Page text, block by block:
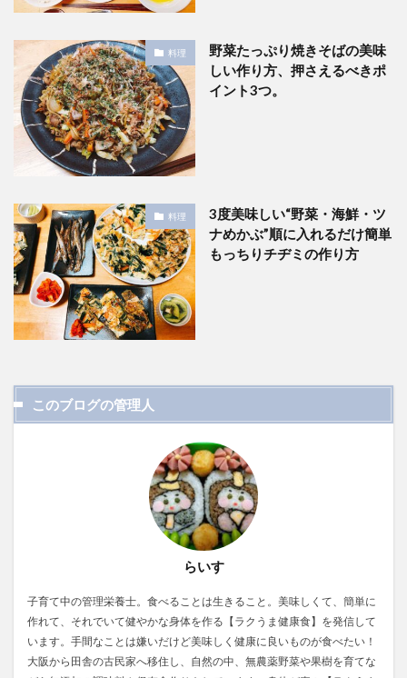
料理
野菜たっぷり焼きそばの美味
しい作り方、押さえるべきポ
イント3つ。
料理
3度美味しい“野菜・海鮮・ツ
ナめかぶ”順に入れるだけ簡単
もっちりチヂミの作り方
このブログの管理人
らいす
子育て中の管理栄養士。食べることは生きること。美味しくて、簡単に
作れて、それでいて健やかな身体を作る【ラクうま健康食】を発信して
います。手間なことは嫌いだけど美味しく健康に良いものが食べたい！
大阪から田舎の古民家へ移住し、自然の中、無農薬野菜や果樹を育てな